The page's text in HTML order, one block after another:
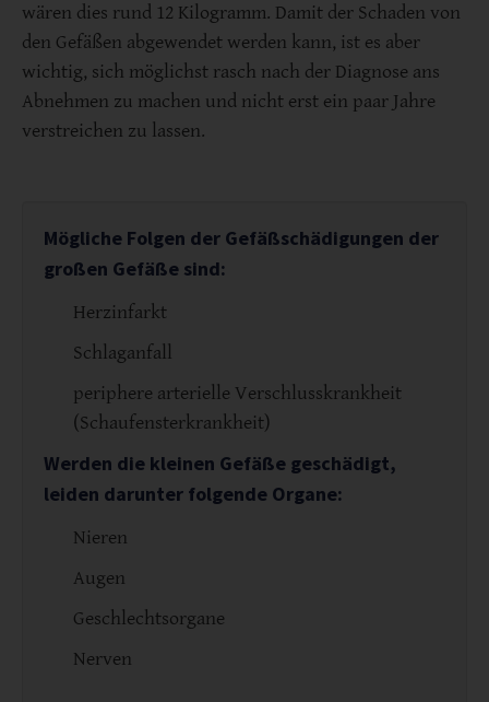
wären dies rund 12 Kilogramm. Damit der Schaden von
den Gefäßen abgewendet werden kann, ist es aber
wichtig, sich möglichst rasch nach der Diagnose ans
Abnehmen zu machen und nicht erst ein paar Jahre
verstreichen zu lassen.
Mögliche Folgen der Gefäßschädigungen der
großen Gefäße sind:
Herzinfarkt
Schlaganfall
periphere arterielle Verschlusskrankheit
(Schaufensterkrankheit)
Werden die kleinen Gefäße geschädigt,
leiden darunter folgende Organe:
Nieren
Augen
Geschlechtsorgane
Nerven